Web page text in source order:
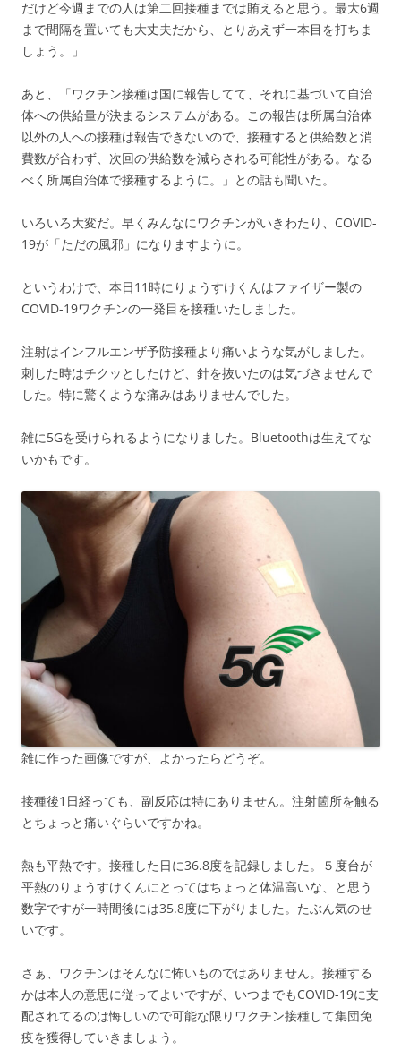
だけど今週までの人は第二回接種までは賄えると思う。最大6週
まで間隔を置いても大丈夫だから、とりあえず一本目を打ちま
しょう。」
あと、「ワクチン接種は国に報告してて、それに基づいて自治
体への供給量が決まるシステムがある。この報告は所属自治体
以外の人への接種は報告できないので、接種すると供給数と消
費数が合わず、次回の供給数を減らされる可能性がある。なる
べく所属自治体で接種するように。」との話も聞いた。
いろいろ大変だ。早くみんなにワクチンがいきわたり、COVID-
19が「ただの風邪」になりますように。
というわけで、本日11時にりょうすけくんはファイザー製の
COVID-19ワクチンの一発目を接種いたしました。
注射はインフルエンザ予防接種より痛いような気がしました。
刺した時はチクッとしたけど、針を抜いたのは気づきませんで
した。特に驚くような痛みはありませんでした。
雑に5Gを受けられるようになりました。Bluetoothは生えてな
いかもです。
雑に作った画像ですが、よかったらどうぞ。
接種後1日経っても、副反応は特にありません。注射箇所を触る
とちょっと痛いぐらいですかね。
熱も平熱です。接種した日に36.8度を記録しました。５度台が
平熱のりょうすけくんにとってはちょっと体温高いな、と思う
数字ですが一時間後には35.8度に下がりました。たぶん気のせ
いです。
さぁ、ワクチンはそんなに怖いものではありません。接種する
かは本人の意思に従ってよいですが、いつまでもCOVID-19に支
配されてるのは悔しいので可能な限りワクチン接種して集団免
疫を獲得していきましょう。